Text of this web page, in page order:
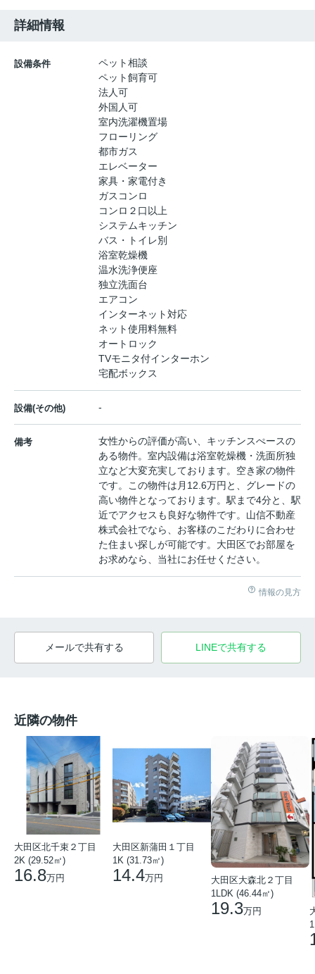
詳細情報
設備条件
ペット相談
ペット飼育可
法人可
外国人可
室内洗濯機置場
フローリング
都市ガス
エレベーター
家具・家電付き
ガスコンロ
コンロ２口以上
システムキッチン
バス・トイレ別
浴室乾燥機
温水洗浄便座
独立洗面台
エアコン
インターネット対応
ネット使用料無料
オートロック
TVモニタ付インターホン
宅配ボックス
設備(その他) -
備考
女性からの評価が高い、キッチンスぺースの
ある物件。室内設備は浴室乾燥機・洗面所独
立など大変充実しております。空き家の物件
です。この物件は月12.6万円と、グレードの
高い物件となっております。駅まで4分と、駅
近でアクセスも良好な物件です。山信不動産
株式会社でなら、お客様のこだわりに合わせ
た住まい探しが可能です。大田区でお部屋を
お求めなら、当社にお任せください。
情報の見方
メールで共有する LINEで共有する
近隣の物件
大田区北千束２丁目
2K (29.52㎡)
16.8万円
大田区新蒲田１丁目
1K (31.73㎡)
14.4万円
大田区大森北２丁目
1LDK (46.44㎡)
19.3万円